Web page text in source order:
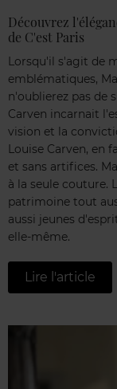
Découvrez
de C'est Paris
Lorsqu'il s'agit de
emblématiques,
n'oublierez pas de
Carven incarnait
vision et la
Louise Carven, en
et sans artifices.
à la seule couture.
patrimoine tout
aussi jeunes
elle-même.
Lire l'article